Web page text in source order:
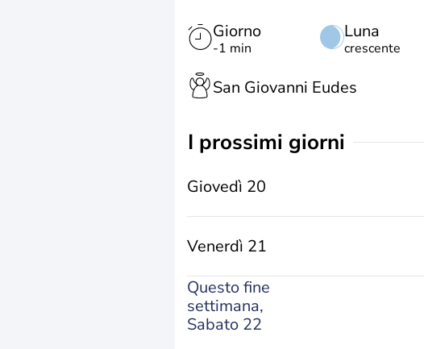
Giorno
-1 min
Luna
crescente
San Giovanni Eudes
i prossimi giorni
Giovedì 20
Venerdì 21
Questo fine
settimana,
Sabato 22